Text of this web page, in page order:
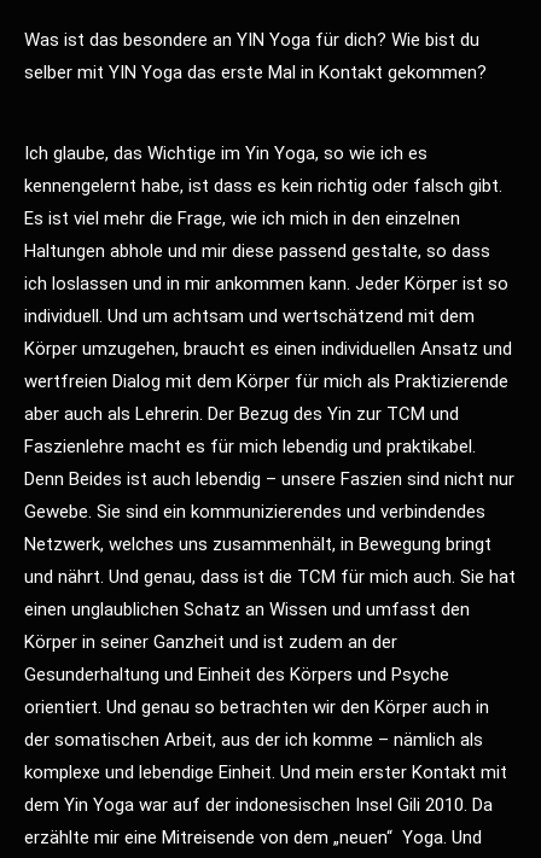
Was ist das besondere an YIN Yoga für dich? Wie bist du
selber mit YIN Yoga das erste Mal in Kontakt gekommen?
Ich glaube, das Wichtige im Yin Yoga, so wie ich es
kennengelernt habe, ist dass es kein richtig oder falsch gibt.
Es ist viel mehr die Frage, wie ich mich in den einzelnen
Haltungen abhole und mir diese passend gestalte, so dass
ich loslassen und in mir ankommen kann. Jeder Körper ist so
individuell. Und um achtsam und wertschätzend mit dem
Körper umzugehen, braucht es einen individuellen Ansatz und
wertfreien Dialog mit dem Körper für mich als Praktizierende
aber auch als Lehrerin. Der Bezug des Yin zur TCM und
Faszienlehre macht es für mich lebendig und praktikabel.
Denn Beides ist auch lebendig – unsere Faszien sind nicht nur
Gewebe. Sie sind ein kommunizierendes und verbindendes
Netzwerk, welches uns zusammenhält, in Bewegung bringt
und nährt. Und genau, dass ist die TCM für mich auch. Sie hat
einen unglaublichen Schatz an Wissen und umfasst den
Körper in seiner Ganzheit und ist zudem an der
Gesunderhaltung und Einheit des Körpers und Psyche
orientiert. Und genau so betrachten wir den Körper auch in
der somatischen Arbeit, aus der ich komme – nämlich als
komplexe und lebendige Einheit. Und mein erster Kontakt mit
dem Yin Yoga war auf der indonesischen Insel Gili 2010. Da
erzählte mir eine Mitreisende von dem „neuen“ Yoga. Und